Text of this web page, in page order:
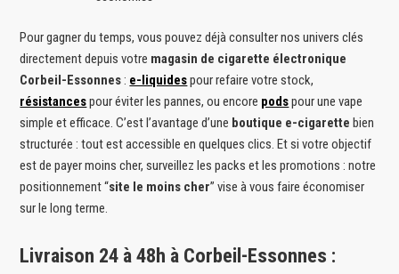
Pour gagner du temps, vous pouvez déjà consulter nos univers clés
directement depuis votre magasin de cigarette électronique
Corbeil-Essonnes: e-liquidespour refaire votre stock,
résistancespour éviter les pannes, ou encore podspour une vape
simple et efficace. C’est l’avantage d’une boutique e-cigarette bien
structurée : tout est accessible en quelques clics. Et si votre objectif
est de payer moins cher, surveillez les packs et les promotions : notre
positionnement “site le moins cher” vise à vous faire économiser
sur le long terme.
Livraison 24 à 48h à Corbeil-Essonnes :